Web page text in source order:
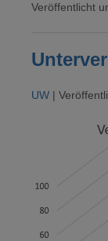
–
–
Veröffentlicht
UW |